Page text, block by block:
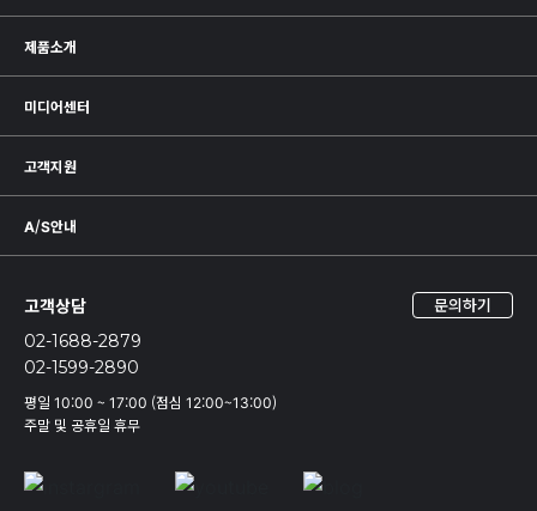
제품소개
미디어센터
고객지원
A/S안내
고객상담
02-1688-2879
02-1599-2890
평일 10:00 ~ 17:00 (점심 12:00~13:00)
주말 및 공휴일 휴무
문의하기